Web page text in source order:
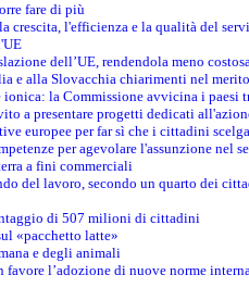
fare di più
crescita, l'efficienza e la qualità del
dell’UE, rendendola meno
e alla Slovacchia chiarimenti nel merito
la Commissione avvicina i paesi
a presentare progetti dedicati
europee per far sì che i cittadini
per agevolare l'assunzione nel
a fini commerciali
del lavoro, secondo un quarto dei
di 507 milioni di cittadini
«pacchetto latte»
e degli animali
l’adozione di nuove norme